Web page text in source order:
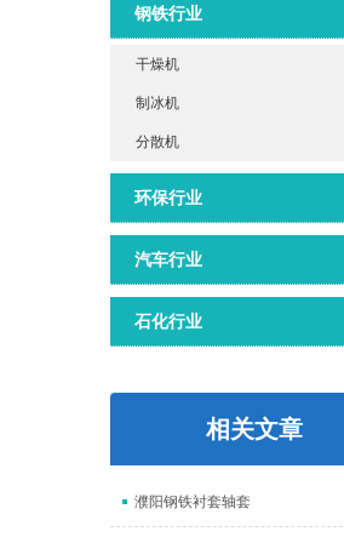
钢铁行业
干燥机
制冰机
分散机
环保行业
汽车行业
石化行业
相关文章
濮阳钢铁衬套轴套